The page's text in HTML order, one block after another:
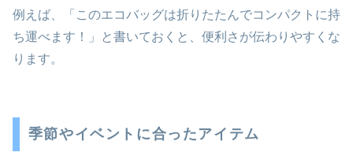
例えば、「このエコバッグは折りたたんでコンパクトに持
ち運べます！」と書いておくと、便利さが伝わりやすくな
ります。
季節やイベントに合ったアイテム